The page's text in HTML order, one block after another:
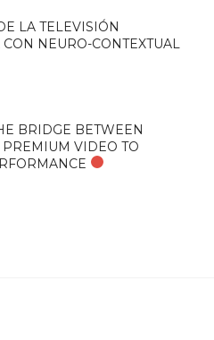
LA TELEVISIÓN
NEURO-CONTEXTUAL
BRIDGE BETWEEN
VIDEO TO